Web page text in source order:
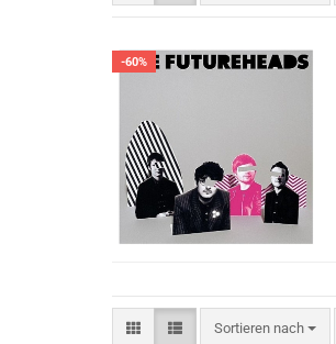
-60%
Sortieren nach
Sortieren nach